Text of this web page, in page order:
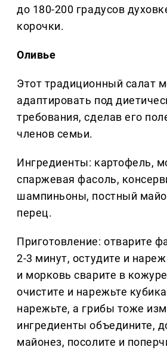
до 180-200 градусов
корочки.
Оливье
Этот традиционный салат
адаптировать под
требования, сделав его
членов семьи.
Ингредиенты: картофель,
спаржевая фасоль,
шампиньоны, постный
перец.
Приготовление: отварите
2-3 минут, остудите и
и морковь сварите в
очистите и нарежьте
нарежьте, а грибы тоже
ингредиенты объедините,
майонез, посолите и